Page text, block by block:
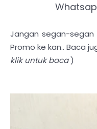
Jangan segan-
Promo ke kan.. Baca
klik untuk baca)